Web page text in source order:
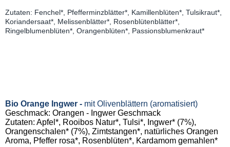
Zutaten: Fenchel*, Pfefferminzblätter*, Kamillenblüten*, Tulsikraut*,
Koriandersaat*, Melissenblätter*, Rosenblütenblätter*,
Ringelblumenblüten*, Orangenblüten*, Passionsblumenkraut*
Bio Orange Ingwer - mit Olivenblättern (aromatisiert)
Geschmack: Orangen - Ingwer Geschmack
Zutaten: Apfel*, Rooibos Natur*, Tulsi*, Ingwer* (7%),
Orangenschalen* (7%), Zimtstangen*, natürliches Orangen
Aroma, Pfeffer rosa*, Rosenblüten*, Kardamom gemahlen*